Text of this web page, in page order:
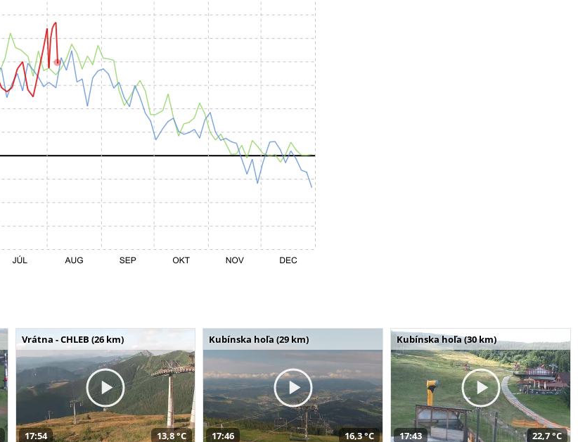
Vrátna - CHLEB (26 km)
17:54 13,8 °C
Kubínska hoľa (29 km)
17:46 16,3 °C
Kubínska hoľa (30 km)
17:43 22,7 °C